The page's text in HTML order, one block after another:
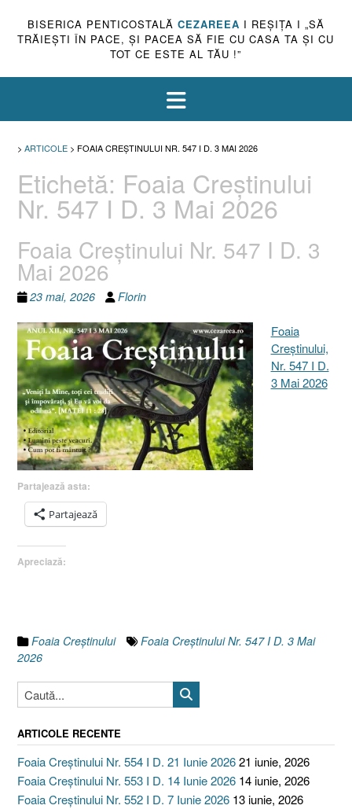
BISERICA PENTICOSTALĂ CEZAREEA I REŞIŢA I „SĂ
TRĂIEŞTI ÎN PACE, ŞI PACEA SĂ FIE CU CASA TA ŞI CU
TOT CE ESTE AL TĂU !”
> ARTICOLE > FOAIA CREȘTINULUI NR. 547 I D. 3 MAI 2026
Etichetă: Foaia Creștinului
Nr. 547 I D. 3 Mai 2026
Foaia Creștinului Nr. 547 I D. 3
Mai 2026
23 mai, 2026 Florin
Foaia
Creştinului,
Nr. 547 I D.
3 Mai 2026
Partajează asta:
Partajează
Apreciază:
Foaia Creştinului
Foaia Creștinului Nr. 547 I D. 3 Mai
2026
ARTICOLE RECENTE
Foaia Creștinului Nr. 554 I D. 21 Iunie 202621 iunie, 2026
Foaia Creștinului Nr. 553 I D. 14 Iunie 2026 14 iunie, 2026
Foaia Creștinului Nr. 552 I D. 7 Iunie 2026 13 iunie, 2026